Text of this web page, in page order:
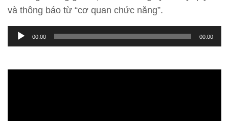
và thông báo từ “cơ quan chức năng”.
Trình
phát
00:00 00:00